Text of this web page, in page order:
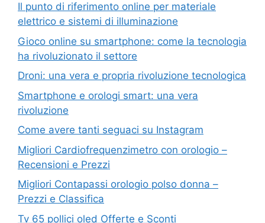
Il punto di riferimento online per materiale
elettrico e sistemi di illuminazione
Gioco online su smartphone: come la tecnologia
ha rivoluzionato il settore
Droni: una vera e propria rivoluzione tecnologica
Smartphone e orologi smart: una vera
rivoluzione
Come avere tanti seguaci su Instagram
Migliori Cardiofrequenzimetro con orologio –
Recensioni e Prezzi
Migliori Contapassi orologio polso donna –
Prezzi e Classifica
Tv 65 pollici oled Offerte e Sconti